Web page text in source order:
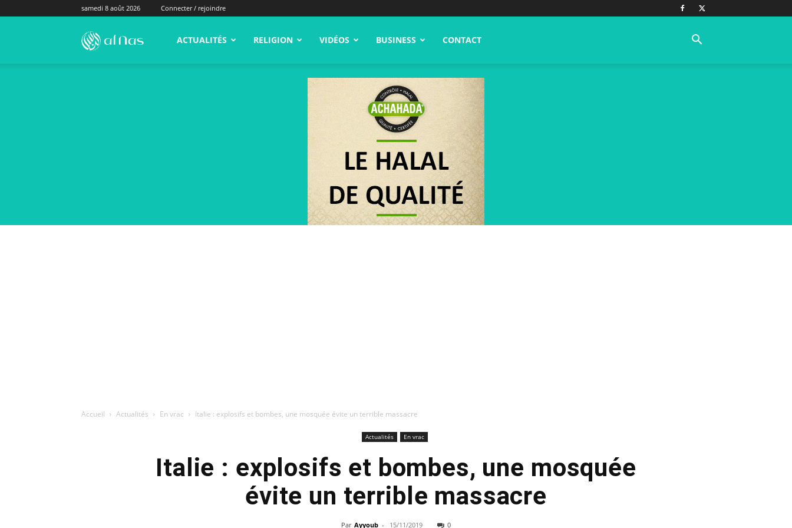
samedi 8 août 2026 Connecter / rejoindre
alNas.fr ACTUALITÉS RELIGION VIDÉOS BUSINESS CONTACT
Accueil Actualités En vrac Italie : explosifs et bombes, une mosquée évite un terrible massacre
Actualités En vrac
Italie : explosifs et bombes, une mosquée
évite un terrible massacre
Par Ayyoub - 15/11/2019 0